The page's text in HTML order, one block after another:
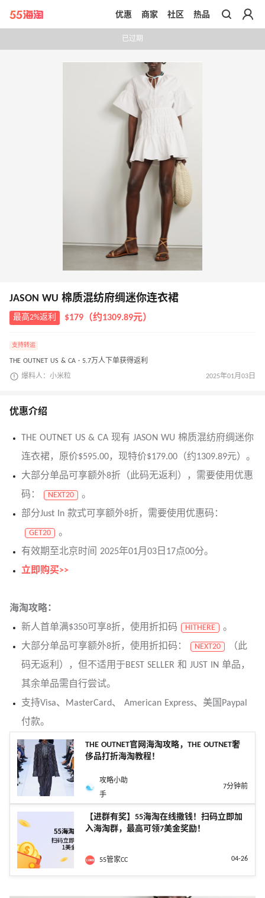
带你去官网买正品
优惠 商家 社区 热品
已过期
JASON WU 棉质混纺府绸迷你连衣裙
最高2%返利 $179（约1309.89元）
支持转运
THE OUTNET US & CA · 5.7万人下单获得返利
爆料人：小米粒 2025年01月03日
优惠介绍
THE OUTNET US & CA 现有 JASON WU 棉质混纺府绸迷你
连衣裙，原价$595.00，现特价$179.00（约1309.89元）。
大部分单品可享额外8折（此码无返利），需要使用优惠
码：
NEXT20
。
部分Just In 款式可享额外8折，需要使用优惠码：
GET20
。
有效期至北京时间 2025年01月03日17点00分。
立即购买>>
海淘攻略：
新人首单满$350可享8折，使用折扣码
HITHERE
。
大部分单品可享额外8折，使用折扣码：
NEXT20
（此
码无返利），但不适用于BEST SELLER 和 JUST IN 单品，
其余单品需自行尝试。
支持Visa、MasterCard、 American Express、美国Paypal
付款。
THE OUTNET官网海淘攻略，THE OUTNET奢
侈品打折海淘教程！
攻略小助
手
7分钟前
【进群有奖】55海淘在线撒钱！扫码立即加
入海淘群，最高可领7美金奖励！
55管家CC 04-26